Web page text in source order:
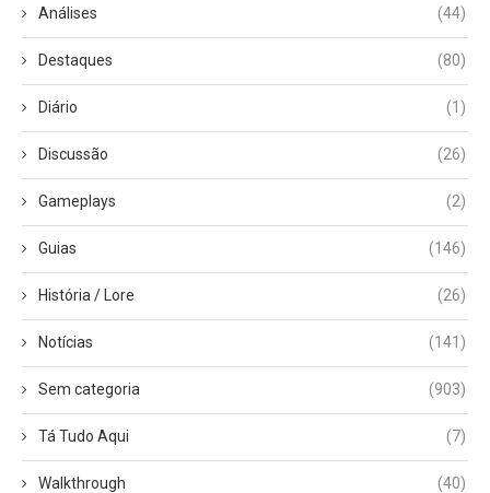
Análises (44)
Destaques (80)
Diário (1)
Discussão (26)
Gameplays (2)
Guias (146)
História / Lore (26)
Notícias (141)
Sem categoria (903)
Tá Tudo Aqui (7)
Walkthrough (40)